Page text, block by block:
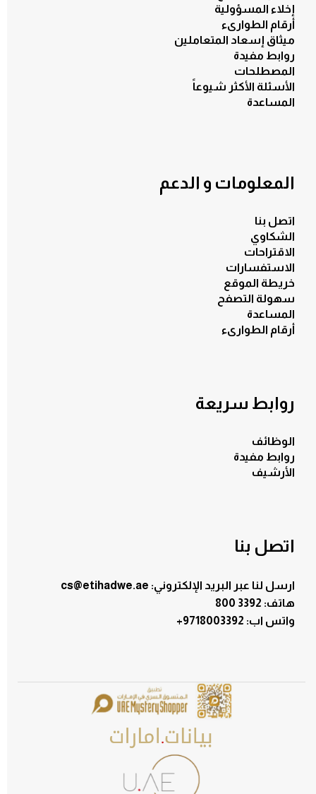
إخلاء المسؤولية
أرقام الطوارىء
ميثاق إسعاد المتعاملين
روابط مفيدة
المصطلحات
الأسئلة الأكثر شيوعاً
المساعدة
المعلومات و الدعم
اتصل بنا
الشكاوي
الاقتراحات
الاستفسارات
خريطة الموقع
سهولة التصفح
المساعدة
أرقام الطوارىء
روابط سريعة
الوظائف
روابط مفيدة
الأرشيف
اتصل بنا
ارسل لنا عبر البريد الإلكتروني: cs@etihadwe.ae
هاتف: 3392 800
+9718003392 :واتس اب